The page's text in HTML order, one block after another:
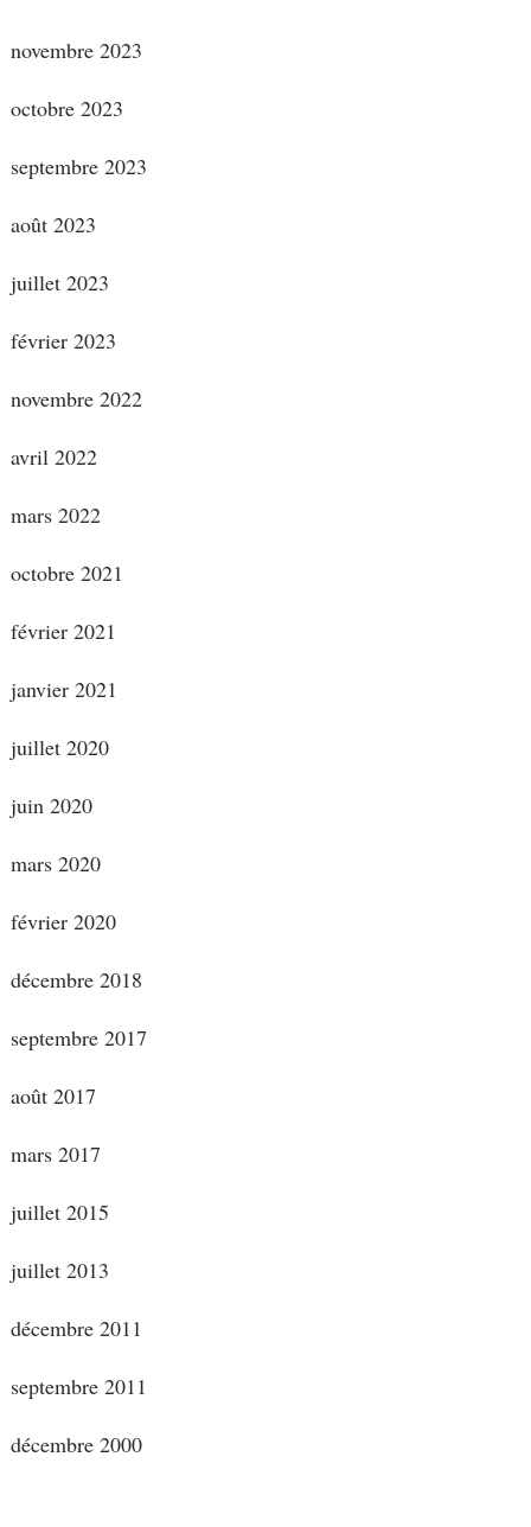
novembre 2023
octobre 2023
septembre 2023
août 2023
juillet 2023
février 2023
novembre 2022
avril 2022
mars 2022
octobre 2021
février 2021
janvier 2021
juillet 2020
juin 2020
mars 2020
février 2020
décembre 2018
septembre 2017
août 2017
mars 2017
juillet 2015
juillet 2013
décembre 2011
septembre 2011
décembre 2000